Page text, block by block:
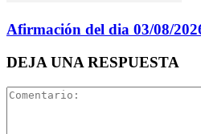
Afirmación del dia 03/08/
DEJA UNA RESPUESTA